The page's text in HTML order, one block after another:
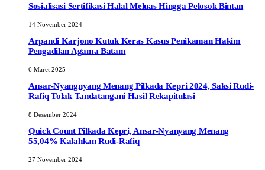
Sosialisasi Sertifikasi Halal Meluas Hingga Pelosok Bintan
14 November 2024
Arpandi Karjono Kutuk Keras Kasus Penikaman Hakim
Pengadilan Agama Batam
6 Maret 2025
Ansar-Nyangnyang Menang Pilkada Kepri 2024, Saksi Rudi-
Rafiq Tolak Tandatangani Hasil Rekapitulasi
8 Desember 2024
Quick Count Pilkada Kepri, Ansar-Nyanyang Menang
55,04% Kalahkan Rudi-Rafiq
27 November 2024